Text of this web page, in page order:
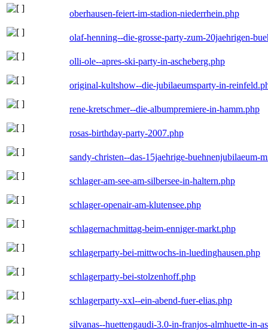
oberhausen-feiert-im-stadion-niederrhein.php
olaf-henning--die-grosse-party-zum-20jaehrigen-
olli-ole--apres-ski-party-in-ascheberg.php
original-kultshow--die-jubilaeumsparty-in-
rene-kretschmer--die-albumpremiere-in-hamm.php
rosas-birthday-party-2007.php
sandy-christen--das-15jaehrige-buehnenjubilaeum-
schlager-am-see-am-silbersee-in-haltern.php
schlager-openair-am-klutensee.php
schlagernachmittag-beim-enniger-markt.php
schlagerparty-bei-mittwochs-in-luedinghausen.php
schlagerparty-bei-stolzenhoff.php
schlagerparty-xxl--ein-abend-fuer-elias.php
silvanas--huettengaudi-3.0-in-franjos-almhuette-in-